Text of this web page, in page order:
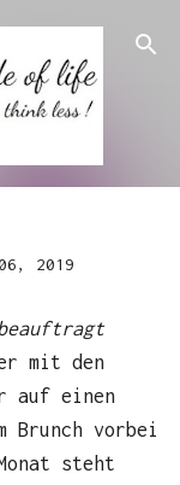
2019
mit den
auf einen
Brunch vorbei
steht